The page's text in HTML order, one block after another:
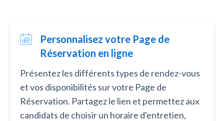
Personnalisez votre Page de
Réservation en ligne
Présentez les différents types de rendez-vous
et vos disponibilités sur votre Page de
Réservation. Partagez le lien et permettez aux
candidats de choisir un horaire d'entretien,